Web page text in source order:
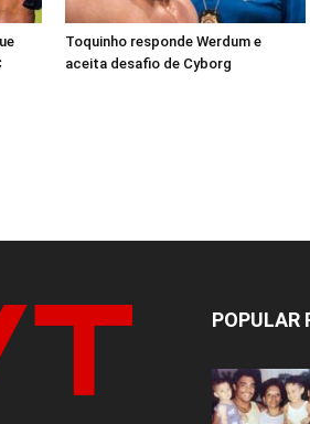
Toquinho responde Werdum e
aceita desafio de Cyborg
POPULAR